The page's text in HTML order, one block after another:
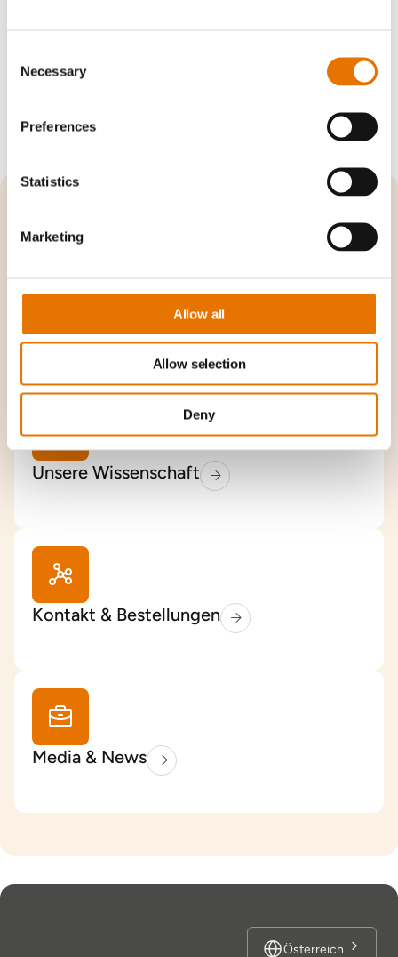
Selection
Necessary
Preferences
Statistics
Marketing
Allow all
Allow selection
Deny
Erkrankungen zu bringen.
Entdecken Sie Oncopeptides
Über uns
Unsere Wissenschaft
Kontakt & Bestellungen
Media & News
Österreich